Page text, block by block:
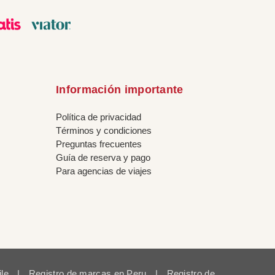
Información importante
Política de privacidad
Términos y condiciones
Preguntas frecuentes
Guía de reserva y pago
Para agencias de viajes